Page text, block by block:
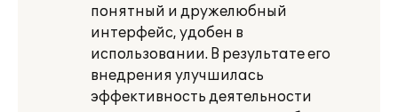
понятный и дружелюбный
интерфейс, удобен в
использовании. В результате его
внедрения улучшилась
эффективность деятельности